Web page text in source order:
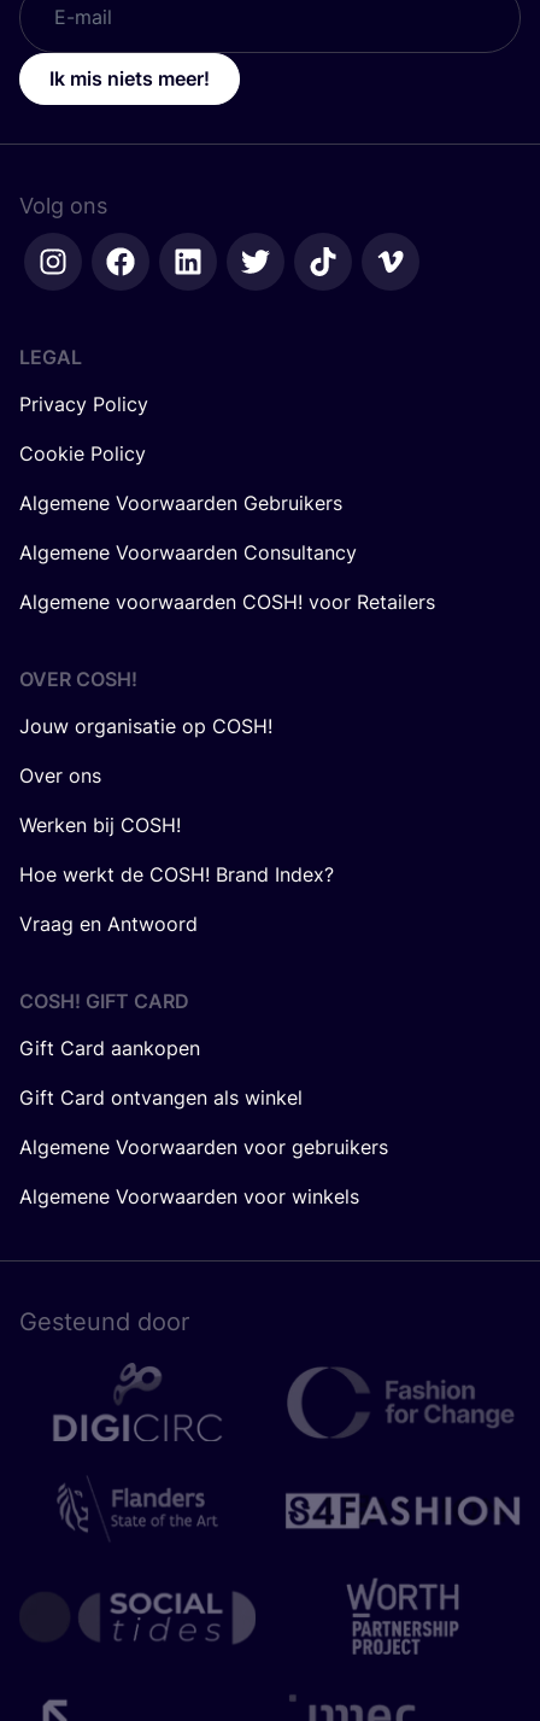
Ik mis niets meer!
Volg ons
LEGAL
Privacy Policy
Cookie Policy
Algemene Voorwaarden Gebruikers
Algemene Voorwaarden Consultancy
Algemene voorwaarden COSH! voor Retailers
OVER COSH!
Jouw organisatie op COSH!
Over ons
Werken bij COSH!
Hoe werkt de COSH! Brand Index?
Vraag en Antwoord
COSH! GIFT CARD
Gift Card aankopen
Gift Card ontvangen als winkel
Algemene Voorwaarden voor gebruikers
Algemene Voorwaarden voor winkels
Gesteund door